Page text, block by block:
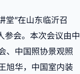
堂”在山东临沂召
会。 本次会议由中
、中国照协景观照
旭华，中国室内装